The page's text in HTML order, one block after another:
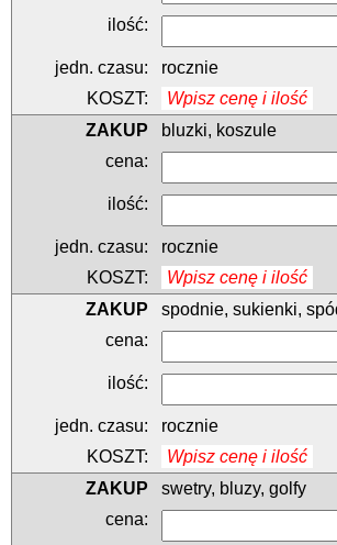
rocznie
Wpisz cenę i ilość
bluzki, koszule
rocznie
Wpisz cenę i ilość
spodnie, sukienki,
rocznie
Wpisz cenę i ilość
swetry, bluzy, golfy